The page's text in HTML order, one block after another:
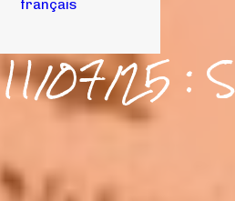
français
11/07/25 :